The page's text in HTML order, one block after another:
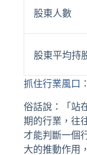
股東人數
股東平均持
抓住行業風口
俗話說：「站
期的行業，往
才能判斷一個
大的推動作用